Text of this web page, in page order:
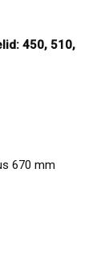
450, 510,
670 mm